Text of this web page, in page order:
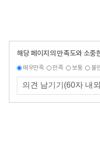
해당 페이지의 만족도와 소중
매우만족 만족 보통 불